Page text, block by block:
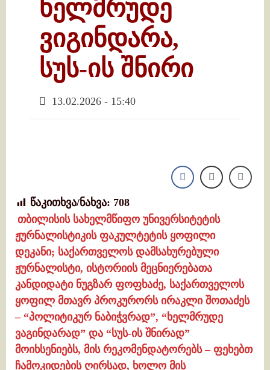
ხელმრუდე
ვიგინდარა,
სუს-ის შნირი
13.02.2026 - 15:40
წაკითხვა/ნახვა: 708
თბილისის სახელმწიფო უნივერსიტეტის
ჟურნალისტიკის ფაკულტეტის ყოფილი
დეკანი; საქართველოს დამსახურებული
ჟურნალისტი, ისტორიის მეცნიერებათა
კანდიდატი ნუგზარ ფოფხაძე, საქართველოს
ყოფილ მთავრ პროკურორს ირაკლი შოთაძეს
– “პოლიტიკურ ნაბიჭვრად”, “ხელმრუდე
ვაგინდარად” და “სუს-ის შნირად”
მოიხსენიებს, მის რეკომენდატორებს – ფეხებთ
ჩამოკიდების ღირსად, ხოლო მის